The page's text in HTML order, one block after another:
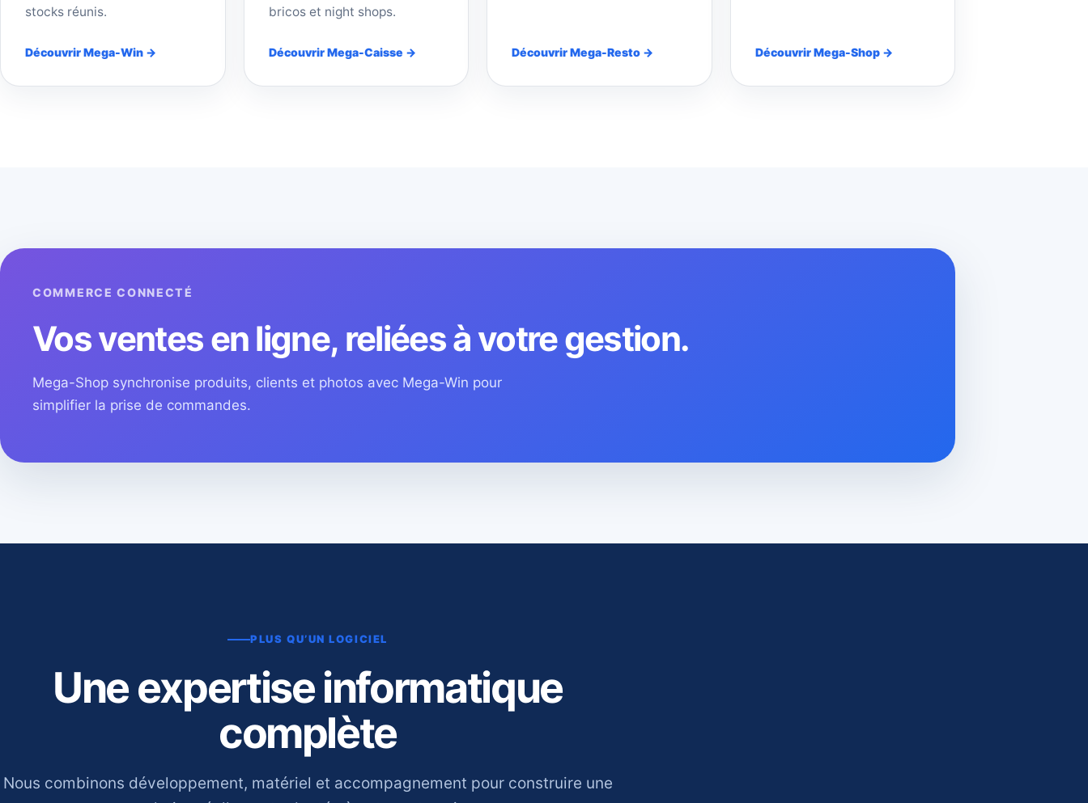
stocks réunis.
Découvrir Mega-Win →
bricos et night shops.
Découvrir Mega-Caisse → Découvrir Mega-Resto → Découvrir Mega-Shop →
COMMERCE CONNECTÉ
Vos ventes en ligne, reliées à votre gestion.
Mega-Shop synchronise produits, clients et photos avec Mega-Win pour
simplifier la prise de commandes.
PLUS QU’UN LOGICIEL
Une expertise informatique
complète
Nous combinons développement, matériel et accompagnement pour construire une